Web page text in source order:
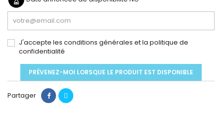
J'accepte les conditions générales et la politique de
confidentialité
PRÉVENEZ-MOI LORSQUE LE PRODUIT EST DISPONIBLE
Partager